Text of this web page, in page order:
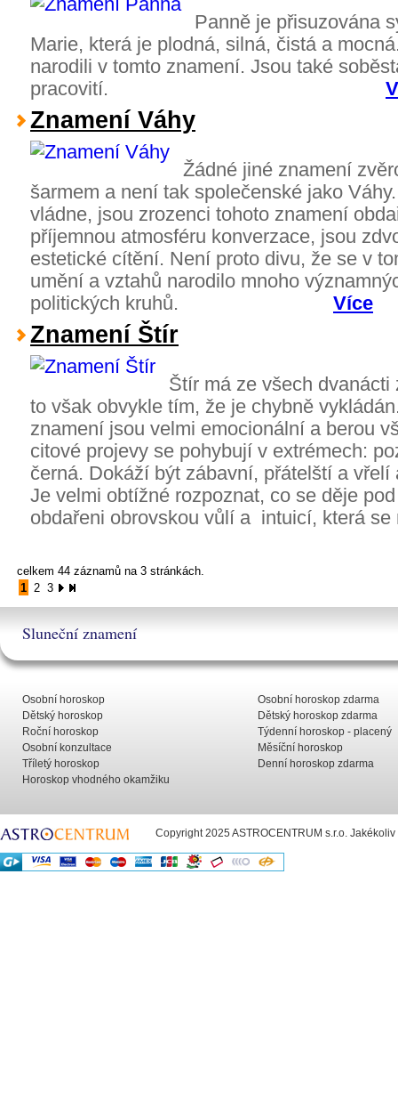
Panně je přisuzována
Marie, která je plodná, silná, čistá a
narodili v tomto znamení. Jsou také
pracovití.
Znamení Váhy
Žádné jiné znamení
šarmem a není tak společenské jako
vládne, jsou zrozenci tohoto znamení
příjemnou atmosféru konverzace, jsou
estetické cítění. Není proto divu, že se v
umění a vztahů narodilo mnoho
politických kruhů. Více
Znamení Štír
Štír má ze všech
to však obvykle tím, že je chybně
znamení jsou velmi emocionální a berou
citové projevy se pohybují v extrémech:
černá. Dokáží být zábavní, přátelští a
Je velmi obtížné rozpoznat, co se děje
obdařeni obrovskou vůlí a intuicí, která
celkem 44 záznamů na 3 stránkách.
1 2 3
Sluneční znamení
Osobní horoskop
Dětský horoskop
Roční horoskop
Osobní konzultace
Tříletý horoskop
Horoskop vhodného okamžiku
Osobní horoskop zdarma
Dětský horoskop zdarma
Týdenní horoskop - placený
Měsíční horoskop
Denní horoskop zdarma
Copyright 2025 ASTROCENTRUM s.r.o.